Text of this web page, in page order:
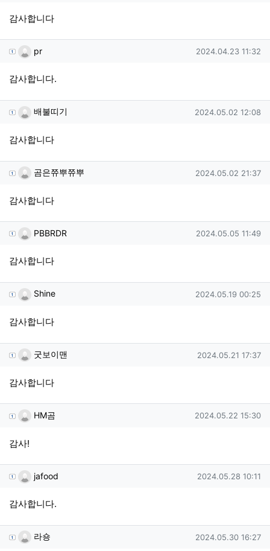
감사합니다
pr님의 댓글
pr 작성일
2024.04.23 11:32
감사합니다.
배불띠기님의 댓글
배불띠기 작성일
2024.05.02 12:08
감사합니다
곰은쮸뿌쮸뿌님의 댓글
곰은쮸뿌쮸뿌 작성일
2024.05.02 21:37
감사합니다
PBBRDR님의 댓글
PBBRDR 작성일
2024.05.05 11:49
감사합니다
Shine님의 댓글
Shine 작성일
2024.05.19 00:25
감사합니다
굿보이맨님의 댓글
굿보이맨 작성일
2024.05.21 17:37
감사합니다
HM곰님의 댓글
HM곰 작성일
2024.05.22 15:30
감사!
jafood님의 댓글
jafood 작성일
2024.05.28 10:11
감사합니다.
라숑님의 댓글
라숑 작성일
2024.05.30 16:27